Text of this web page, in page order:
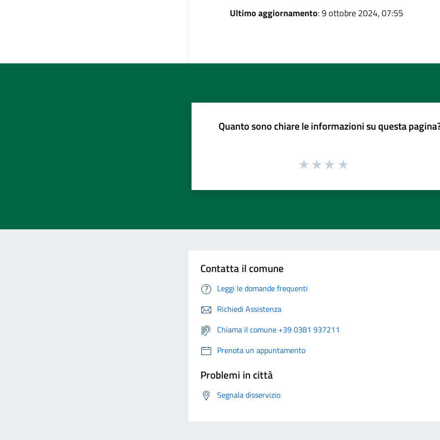
Ultimo aggiornamento: 9 ottobre 2024, 07:55
Quanto sono chiare le informazioni su questa
Contatta il comune
Leggi le domande frequenti
Richiedi Assistenza
Chiama il comune +39 0381 937211
Prenota un appuntamento
Problemi in città
Segnala disservizio